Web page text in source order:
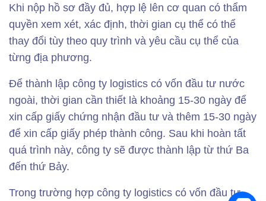
Khi nộp hồ sơ đầy đủ, hợp lệ lên cơ quan có thẩm
quyền xem xét, xác định, thời gian cụ thể có thể
thay đổi tùy theo quy trình và yêu cầu cụ thể của
từng địa phương.
Để thành lập công ty logistics có vốn đầu tư nước
ngoài, thời gian cần thiết là khoảng 15-30 ngày để
xin cấp giấy chứng nhận đầu tư và thêm 15-30 ngày
để xin cấp giấy phép thành công. Sau khi hoàn tất
quá trình này, công ty sẽ được thành lập từ thứ Ba
đến thứ Bảy.
Trong trường hợp công ty logistics có vốn đầu tư